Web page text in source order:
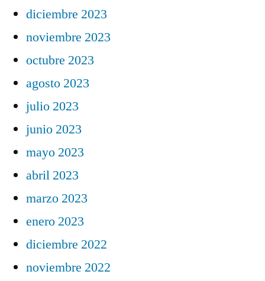
diciembre 2023
noviembre 2023
octubre 2023
agosto 2023
julio 2023
junio 2023
mayo 2023
abril 2023
marzo 2023
enero 2023
diciembre 2022
noviembre 2022